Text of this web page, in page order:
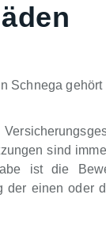
Schnega gehört
sind
ist die
der einen oder